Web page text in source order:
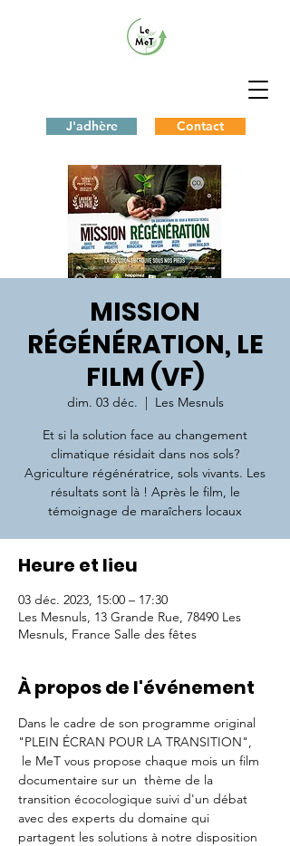
J'adhère Contact
MISSION
RÉGÉNÉRATION, LE
FILM (VF)
dim. 03 déc.
  |
Les Mesnuls
Et si la solution face au changement
climatique résidait dans nos sols?
Agriculture régénératrice, sols vivants. Les
résultats sont là ! Après le film, le
témoignage de maraîchers locaux
Heure et lieu
03 déc. 2023, 15:00 – 17:30
Les Mesnuls, 13 Grande Rue, 78490 Les
Mesnuls, France Salle des fêtes
À propos de l'événement
Dans le cadre de son programme original
"PLEIN ÉCRAN POUR LA TRANSITION",
le MeT vous propose chaque mois un film
documentaire sur un  thème de la
transition écocologique suivi d'un débat
avec des experts du domaine qui
partagent les solutions à notre disposition